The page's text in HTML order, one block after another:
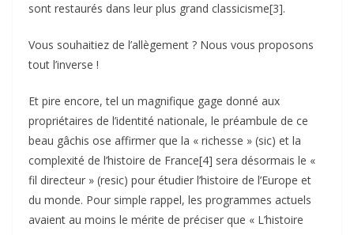
sont restaurés dans leur plus grand classicisme[3].
Vous souhaitiez de l’allègement ? Nous vous proposons
tout l’inverse !
Et pire encore, tel un magnifique gage donné aux
propriétaires de l’identité nationale, le préambule de ce
beau gâchis ose affirmer que la « richesse » (sic) et la
complexité de l’histoire de France[4] sera désormais le «
fil directeur » (resic) pour étudier l’histoire de l’Europe et
du monde. Pour simple rappel, les programmes actuels
avaient au moins le mérite de préciser que « L’histoire